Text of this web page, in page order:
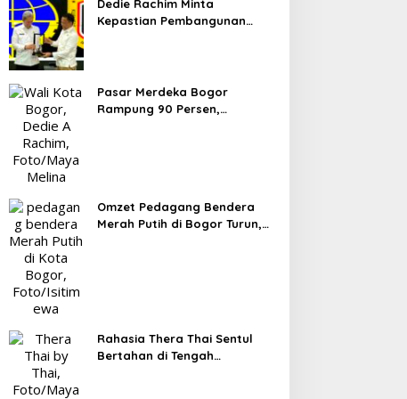
Dedie Rachim Minta
Kepastian Pembangunan
Pasar Merdeka Bogor
Rampung 90 Persen,
Omzet Pedagang Bendera
Merah Putih di Bogor Turun,
Rahasia Thera Thai Sentul
Bertahan di Tengah